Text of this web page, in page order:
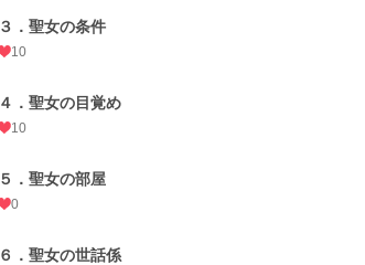
３．聖女の条件
10
４．聖女の目覚め
10
５．聖女の部屋
0
６．聖女の世話係